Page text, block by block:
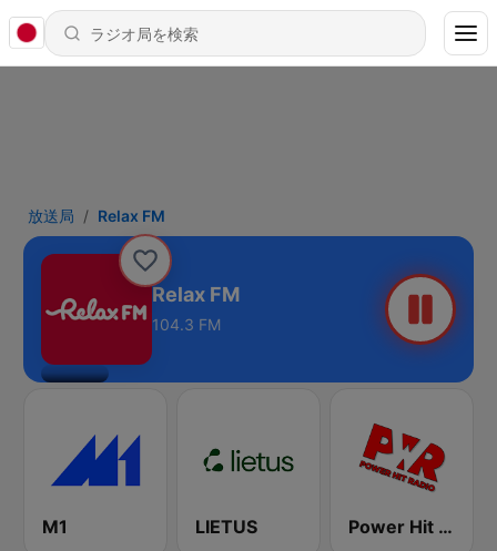
放送局 Relax FM
Relax FM
104.3 FM
M1 LIETUS Power Hit Radio